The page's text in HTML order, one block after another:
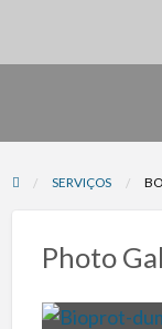
SERVIÇOS
Photo